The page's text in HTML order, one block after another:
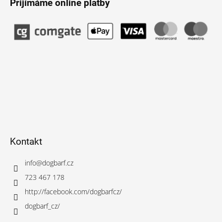
Přijímáme online platby
Kontakt
info@dogbarf.cz
723 467 178
http://facebook.com/dogbarfcz/
dogbarf_cz/